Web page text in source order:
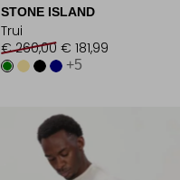
STONE ISLAND
Trui
€ 260,00 € 181,99
+5